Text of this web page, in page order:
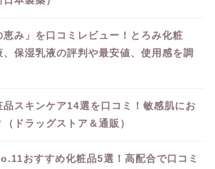
恵み」を口コミレビュー！とろみ化粧
保湿乳液の評判や最安値、使用感を調
品スキンケア14選を口コミ！敏感肌にお
ドラッグストア＆通販）
おすすめ化粧品5選！高配合で口コミ